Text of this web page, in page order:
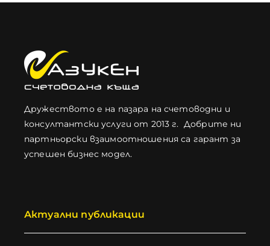
Дружеството е на пазара на счетоводни и
консултантски услуги от 2013 г. Добрите ни
партньорски взаимоотношения са гарант за
успешен бизнес модел.
Актуални публикации